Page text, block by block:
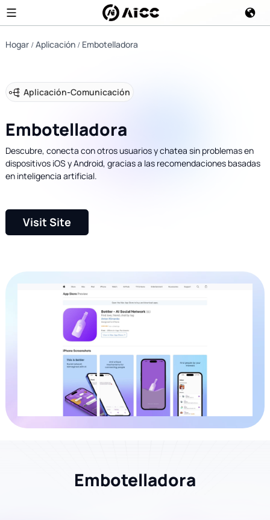
Hogar Aplicación Embotelladora
Aplicación-Comunicación
Embotelladora
Descubre, conecta con otros usuarios y chatea sin problemas en
dispositivos iOS y Android, gracias a las recomendaciones basadas
en inteligencia artificial.
Visit Site
Embotelladora